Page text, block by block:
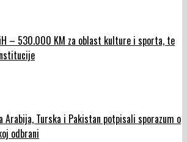
– 530.000 KM za oblast kulture i sporta, te
Arabija, Turska i Pakistan potpisali sporazum o
odbrani